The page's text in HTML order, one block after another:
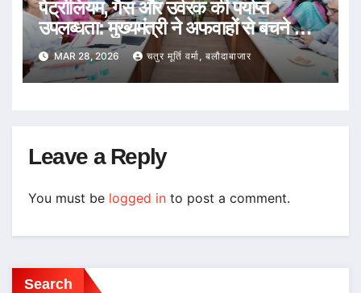
पेट्रोलियम, गैस और उर्वरक की पर्याप्त
उपलब्धता: मुख्यमंत्री ने अफवाहों से बचने की
अपील
MAR 28, 2026 चतुर मूर्ति वर्मा, बलौदाबाजार
Leave a Reply
You must be logged in to post a comment.
Search